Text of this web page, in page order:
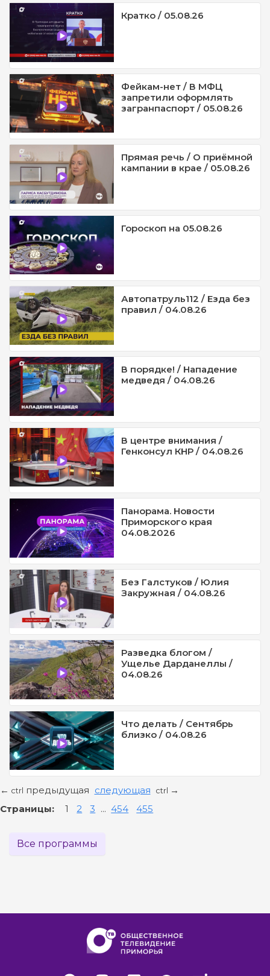
Кратко / 05.08.26
Фейкам-нет / В МФЦ
запретили оформлять
загранпаспорт / 05.08.26
Прямая речь / О приёмной
кампании в крае / 05.08.26
Гороскоп на 05.08.26
Автопатруль112 / Езда без
правил / 04.08.26
В порядке! / Нападение
медведя / 04.08.26
В центре внимания /
Генконсул КНР / 04.08.26
Панорама. Новости
Приморского края
04.08.2026
Без Галстуков / Юлия
Закружная / 04.08.26
Разведка блогом /
Ущелье Дарданеллы /
04.08.26
Что делать / Сентябрь
близко / 04.08.26
← ctrl предыдущая следующая ctrl →
Страницы: 1 2 3 ... 454 455
Все программы